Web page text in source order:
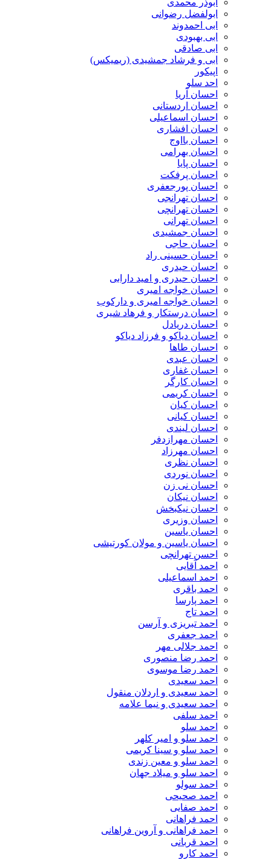
ابوذر محمدی
ابولفضل رضوانی
ابی احمدوند
ابی بهبودی
ابی صادقی
ابی و فرشاد جمشیدی (ریمیکس)
اپیکور
احد سلو
احسان آریا
احسان اردستانی
احسان اسماعیلی
احسان افشاری
احسان بااوج
احسان بهرامی
احسان پایا
احسان پرفکت
احسان پورجعفری
احسان تهرانجی
احسان تهرانچی
احسان تهرانی
احسان جمشیدی
احسان حاجی
احسان حسینی راد
احسان حیدری
احسان حیدری و امید دارابی
احسان خواجه امیری
احسان خواجه امیری و دارکوب
احسان درستكار و فرهاد شيرى
احسان دریادل
احسان دیاکو و فرزاد دیاکو
احسان طاها
احسان عبدی
احسان غفاری
احسان کارگر
احسان کریمی
احسان کیان
احسان کیانی
احسان لیندی
احسان مهرازدفر
احسان مهرزاد
احسان نظری
احسان نوردی
احسان نی زن
احسان نیکان
احسان نیکبخش
احسان وزیری
احسان یاسین
احسان یاسین و مولان کورتیشی
احسن تهرانچی
احمد آقایی
احمد اسماعیلی
احمد باقری
احمد پارسا
احمد تاج
احمد تبریزی و آرسن
احمد جعفری
احمد جلالی مهر
احمد رضا منصوری
احمد رضا موسوی
احمد سعیدی
احمد سعیدی و اردلان منقول
احمد سعیدی و نیما علامه
احمد سلفی
احمد سلو
احمد سلو و امیر کلهر
احمد سلو و سینا کریمی
احمد سلو و معین زندی
احمد سلو و میلاد جهان
احمد سولو
احمد صحیحی
احمد صفایی
احمد فراهانی
احمد فراهانی و آروین فراهانی
احمد قربانی
احمد کارو